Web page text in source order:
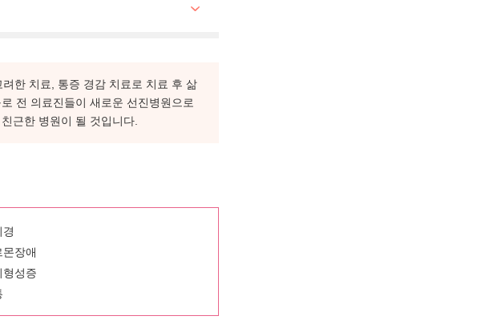
한 치료, 통증 경감 치료로 치료 후 삶
전 의료진들이 새로운 선진병원으로
근한 병원이 될 것입니다.
장애
형성증